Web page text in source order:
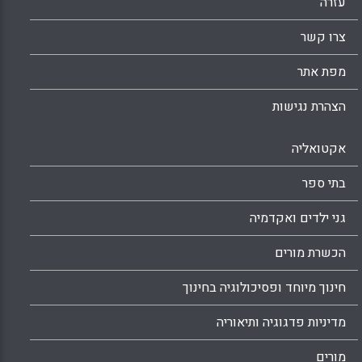
צרו קשר
מפת אתר
הצהרת נגישות
אקטואליה
בתי ספר
גני ילדים ואקדמיה
הכשרת מורים
חינוך מיוחד ופסיכולוגיה בחינוך
מדיניות פדגוגיה ותיאוריה
מורים